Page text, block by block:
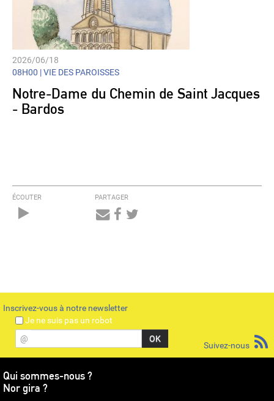
2026/06/18
08H00 |VIE DES PAROISSES
Notre-Dame du Chemin de Saint Jacques
- Bardos
ÉCOUTER PARTAGER
Inscrivez-vous à notre newsletter
Je ne suis pas un robot
@
Suivez-nous
Qui sommes-nous ?
Nor gira ?